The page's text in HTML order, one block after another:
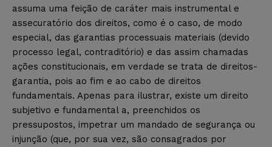
assuma uma feição de caráter mais instrumental e
assecuratório dos direitos, como é o caso, de modo
especial, das garantias processuais materiais (devido
processo legal, contraditório) e das assim chamadas
ações constitucionais, em verdade se trata de direitos-
garantia, pois ao fim e ao cabo de direitos
fundamentais. Apenas para ilustrar, existe um direito
subjetivo e fundamental a, preenchidos os
pressupostos, impetrar um mandado de segurança ou
injunção (que, por sua vez, são consagrados por